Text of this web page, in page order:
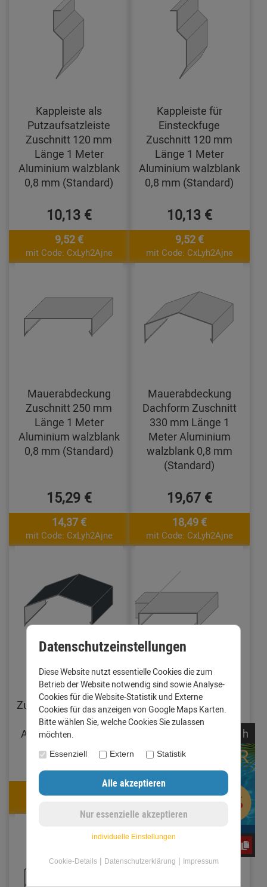
Kappleiste als
Putzaufsatzleiste
Zuschnitt 120 mm
Länge 1 Meter
Aluminium walzblank
0,8 mm (Standard)
10,13 €
9,52 €
mit Code: CxLyh2Ajne
Kappleiste für
Einsteckfuge
Zuschnitt 120 mm
Länge 1 Meter
Aluminium walzblank
0,8 mm (Standard)
10,13 €
9,52 €
mit Code: CxLyh2Ajne
Mauerabdeckung
Zuschnitt 250 mm
Länge 1 Meter
Aluminium walzblank
0,8 mm (Standard)
15,29 €
14,37 €
mit Code: CxLyh2Ajne
Mauerabdeckung
Dachform Zuschnitt
330 mm Länge 1
Meter Aluminium
walzblank 0,8 mm
(Standard)
19,67 €
18,49 €
mit Code: CxLyh2Ajne
Mauerabdeckung-
Dach-Verbinder
Zuschnitt 250 mm Alu
farbig 0,8 mm
Anthrazit (RAL7016)
9,95 €
Mauerabdeckung
Ecke Zuschnitt 250
mm Aluminium
walzblank 0,8 mm
39,90 €
h
Datenschutzeinstellungen
Diese Website nutzt essentielle Cookies die zum
Betrieb der Website notwendig sind sowie Analyse-
Cookies für die Website-Statistik und Externe
Cookies für das anzeigen von Google Maps Karten.
Bitte wählen Sie, welche Cookies Sie zulassen
möchten.
Essenziell Extern Statistik
individuelle Einstellungen
Cookie-Details| Datenschutzerklärung | Impressum